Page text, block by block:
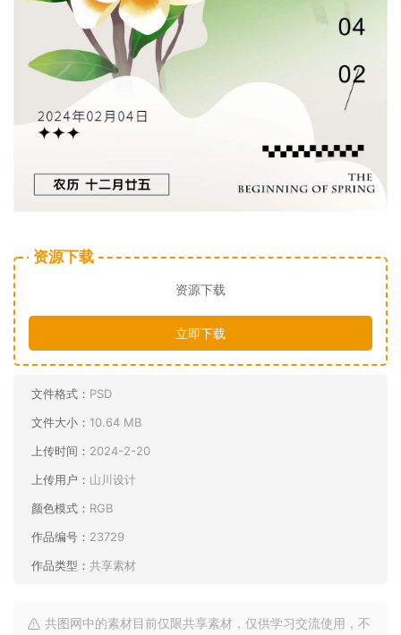
资源下载
资源下载
立即下载
文件格式： PSD
文件大小： 10.64 MB
上传时间： 2024-2-20
上传用户： 山川设计
颜色模式： RGB
作品编号： 23729
作品类型： 共享素材
共图网中的素材目前仅限共享素材，仅供学习交流使用，不